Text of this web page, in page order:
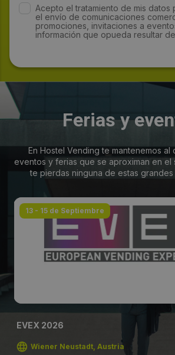
Acepto el tratamiento de mis datos
el envío de comunicaciones
promociones, invitaciones a
información que opueda resultar
Ferias y
En Hostel Vending te mantenemos al
eventos y ferias que se aproximan en el
te pierdas ninguna de estas
13 - 15 de Septiembre
EVEX 2026
Wiener Neustadt, Austria